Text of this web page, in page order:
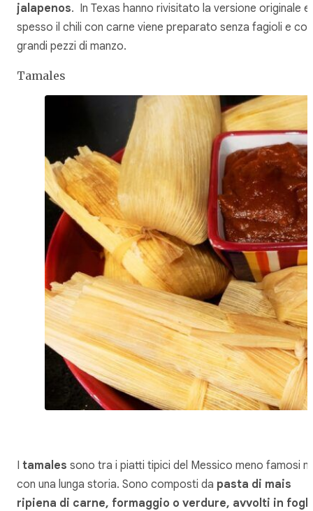
jalapenos. In Texas hanno rivisitato la versione originale e
spesso il chili con carne viene preparato senza fagioli e con
grandi pezzi di manzo.
Tamales
I tamales sono tra i piatti tipici del Messico meno famosi
con una lunga storia. Sono composti da pasta di mais
ripiena di carne, formaggio o verdure, avvolti in